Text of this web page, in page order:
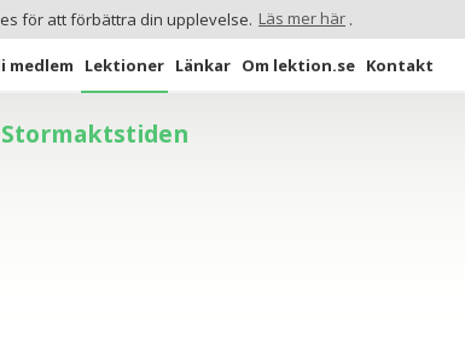
för att förbättra din upplevelse. Läs mer här .
medlem Lektioner Länkar Om lektion.se Kontakt